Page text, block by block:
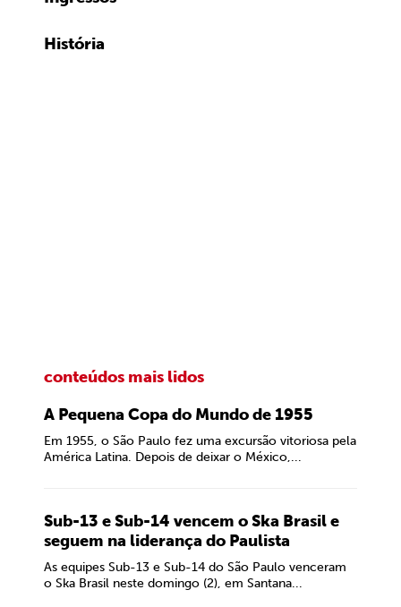
História
conteúdos mais lidos
A Pequena Copa do Mundo de 1955
Em 1955, o São Paulo fez uma excursão vitoriosa pela
América Latina. Depois de deixar o México,...
Sub-13 e Sub-14 vencem o Ska Brasil e
seguem na liderança do Paulista
As equipes Sub-13 e Sub-14 do São Paulo venceram
o Ska Brasil neste domingo (2), em Santana...